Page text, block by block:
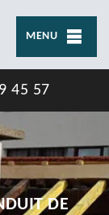
MENU
45 57
DE